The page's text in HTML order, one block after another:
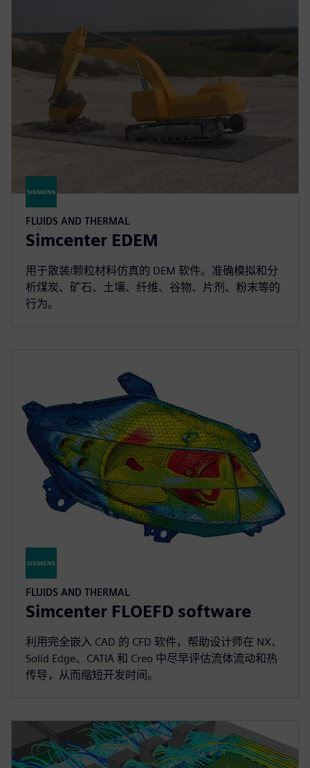
FLUIDS AND THERMAL
Simcenter EDEM
用于散装/颗粒材料仿真的 DEM 软件。准确模拟和分
析煤炭、矿石、土壤、纤维、谷物、片剂、粉末等的
行为。
FLUIDS AND THERMAL
Simcenter FLOEFD software
利用完全嵌入 CAD 的 CFD 软件，帮助设计师在 NX、
Solid Edge、CATIA 和 Creo 中尽早评估流体流动和热
传导，从而缩短开发时间。